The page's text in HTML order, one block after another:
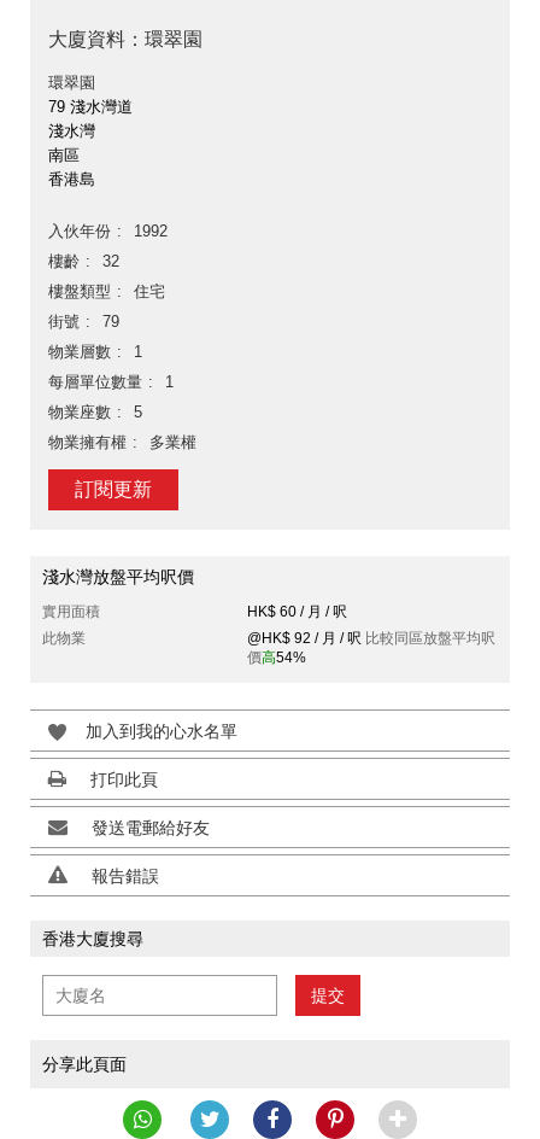
大廈資料：環翠園
環翠園
79 淺水灣道
淺水灣
南區
香港島
入伙年份
1992
樓齡
32
樓盤類型
住宅
街號
79
物業層數
1
每層單位數量
1
物業座數
5
物業擁有權
多業權
訂閱更新
淺水灣放盤平均呎價
實用面積
HK$ 60 / 月 / 呎
此物業
@HK$ 92 / 月 / 呎 比較同區放盤平均呎
價高54%
加入到我的心水名單
打印此頁
發送電郵給好友
報告錯誤
香港大廈搜尋
提交
分享此頁面